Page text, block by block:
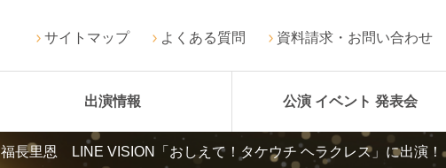
サイトマップ よくある質問 資料請求・お問い合わせ
出演情報 公演 イベント 発表会
福長里恩 LINE VISION「おしえて！タケウチ ヘラクレス」に出演！